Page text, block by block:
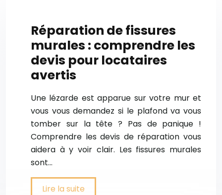
Réparation de fissures
murales : comprendre les
devis pour locataires
avertis
Une lézarde est apparue sur votre mur et
vous vous demandez si le plafond va vous
tomber sur la tête ? Pas de panique !
Comprendre les devis de réparation vous
aidera à y voir clair. Les fissures murales
sont…
Lire la suite